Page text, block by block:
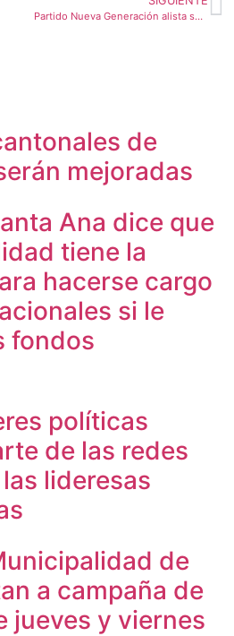
Partido Nueva Generación alista sus filas para las elecciones municipales
de
mejoradas
Ana dice que
tiene la
hacerse cargo
si le
fondos
políticas
de las redes
lideresas
de
a campaña de
jueves y viernes